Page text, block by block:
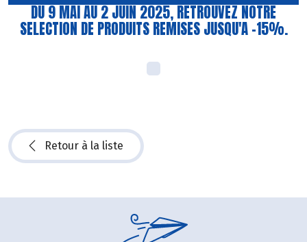
DU 9 MAI AU 2 JUIN 2025, RETROUVEZ NOTRE
SELECTION DE PRODUITS REMISES JUSQU'A -15%.
Retour à la liste